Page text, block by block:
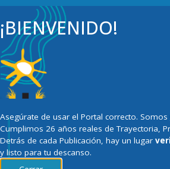
¡BIENVENIDO!
Asegúrate de usar el Portal correcto. Somos
Cumplimos 26 años reales de Trayectoria,
Detrás de cada Publicación, hay un lugar
y listo para tu descanso.